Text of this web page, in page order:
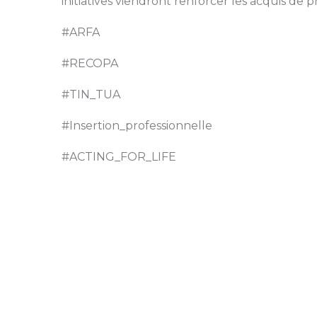
#ARFA
#RECOPA
#TIN_TUA
#Insertion_professionnelle
#ACTING_FOR_LIFE